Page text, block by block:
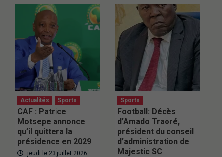
Actualités Sports
CAF : Patrice
Motsepe annonce
qu’il quittera la
présidence en 2029
jeudi le 23 juillet 2026
Sports
Football: Décès
d’Amado Traoré,
président du conseil
d’administration de
Majestic SC